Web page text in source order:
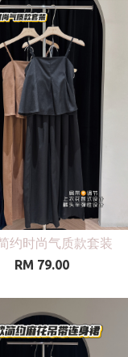
约时尚气质款套装
RM 79.00